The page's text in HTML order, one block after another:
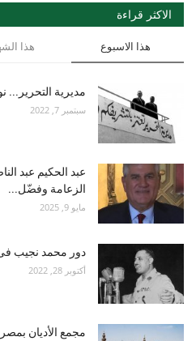
الاكثر قراءة
هذا الاسبوع هذا
مديرية التحرير...
سبتمبر 7, 2022
عبد الحكيم عبد
الزعامة وفضّل...
مايو 9, 2025
دور محمد نجيب فى
أكتوبر 28, 2022
مجمع الأديان